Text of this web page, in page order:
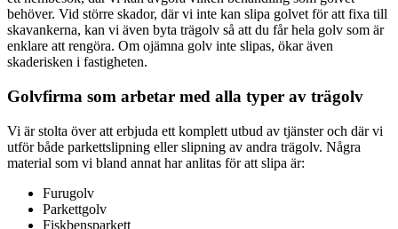
behöver. Vid större skador, där vi inte kan slipa golvet för att fixa till
skavankerna, kan vi även byta trägolv så att du får hela golv som är
enklare att rengöra. Om ojämna golv inte slipas, ökar även
skaderisken i fastigheten.
Golvfirma som arbetar med alla typer av trägolv
Vi är stolta över att erbjuda ett komplett utbud av tjänster och där vi
utför både parkettslipning eller slipning av andra trägolv. Några
material som vi bland annat har anlitas för att slipa är:
Furugolv
Parkettgolv
Fiskbensparkett